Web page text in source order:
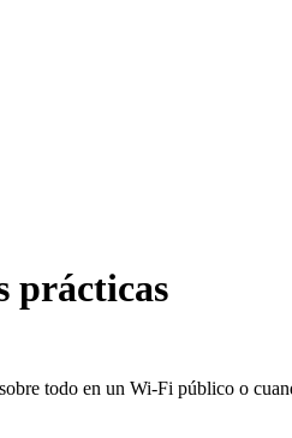
prácticas
todo en un Wi-Fi público o